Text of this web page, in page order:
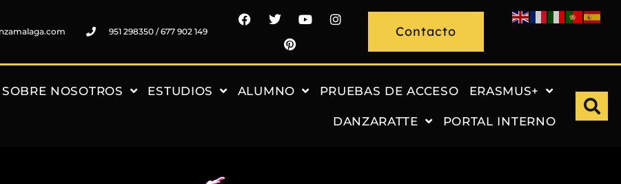
951 298350 / 677 902 149 Contacto
SOBRE NOSOTROS ESTUDIOS ALUMNO PRUEBAS DE ACCESO ERASMUS+
DANZARATTE PORTAL INTERNO